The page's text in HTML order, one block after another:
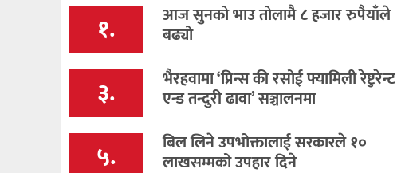
१. आज सुनको भाउ तोलामै ८ हजार रुपैयाँले
बढ्यो
३. भैरहवामा ‘प्रिन्स की रसोई फ्यामिली रेष्टुरेन्ट
एन्ड तन्दुरी ढावा’ सञ्चालनमा
५. बिल लिने उपभोक्तालाई सरकारले १०
लाखसम्मको उपहार दिने